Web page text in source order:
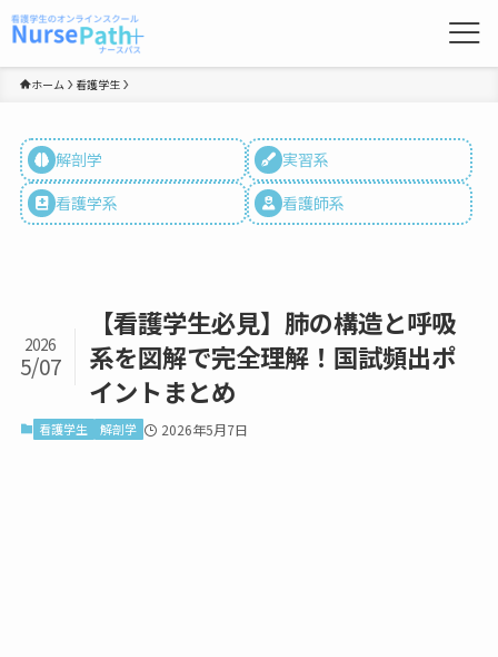
ホーム 看護学生
解剖学
実習系
看護学系
看護師系
【看護学生必見】肺の構造と呼吸
系を図解で完全理解！国試頻出ポ
イントまとめ
2026
5/07
看護学生 解剖学 2026年5月7日